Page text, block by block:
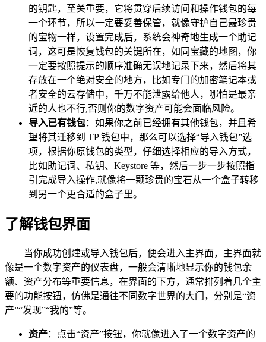
的钥匙，至关重要，它将贯穿后续访问和操作钱包的每
一个环节，所以一定要妥善保管，就像守护自己最珍贵
的宝物一样，设置完成后，系统会神奇地生成一个助记
词，这可是恢复钱包的关键所在，如同宝藏的地图，你
一定要按照提示的顺序准确无误地记录下来，然后将其
存放在一个绝对安全的地方，比如专门的加密笔记本或
者安全的云存储中，千万不能泄露给他人，哪怕是最亲
近的人也不行,否则你的数字资产可能会面临风险。
导入已有钱包：如果你之前已经拥有其他钱包，并且希
望将其迁移到 TP 钱包中，那么可以选择“导入钱包”选
项，根据你原钱包的类型，仔细选择相应的导入方式，
比如助记词、私钥、Keystore 等，然后一步一步按照指
引完成导入操作,就像将一颗珍贵的宝石从一个盒子转移
到另一个更合适的盒子里。
了解钱包界面
当你成功创建或导入钱包后，便会进入主界面，主界面就
像是一个数字资产的仪表盘，一般会清晰地显示你的钱包余
额、资产分布等重要信息，在界面的下方，通常排列着几个主
要的功能按钮，仿佛是通往不同数字世界的大门，分别是“资
产”“发现”“我的”等。
资产：点击“资产”按钮，你就像进入了一个数字资产的